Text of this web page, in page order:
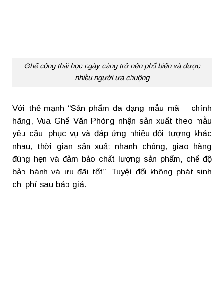
Ghế công thái học ngày càng trở nên phổ biến và được
nhiều người ưa chuộng
Với thế mạnh “Sản phẩm đa dạng mẫu mã – chính
hãng, Vua Ghế Văn Phòng nhận sản xuất theo mẫu
yêu cầu, phục vụ và đáp ứng nhiều đối tượng khác
nhau, thời gian sản xuất nhanh chóng, giao hàng
đúng hẹn và đảm bảo chất lượng sản phẩm, chế độ
bảo hành và ưu đãi tốt”. Tuyệt đối không phát sinh
chi phí sau báo giá.